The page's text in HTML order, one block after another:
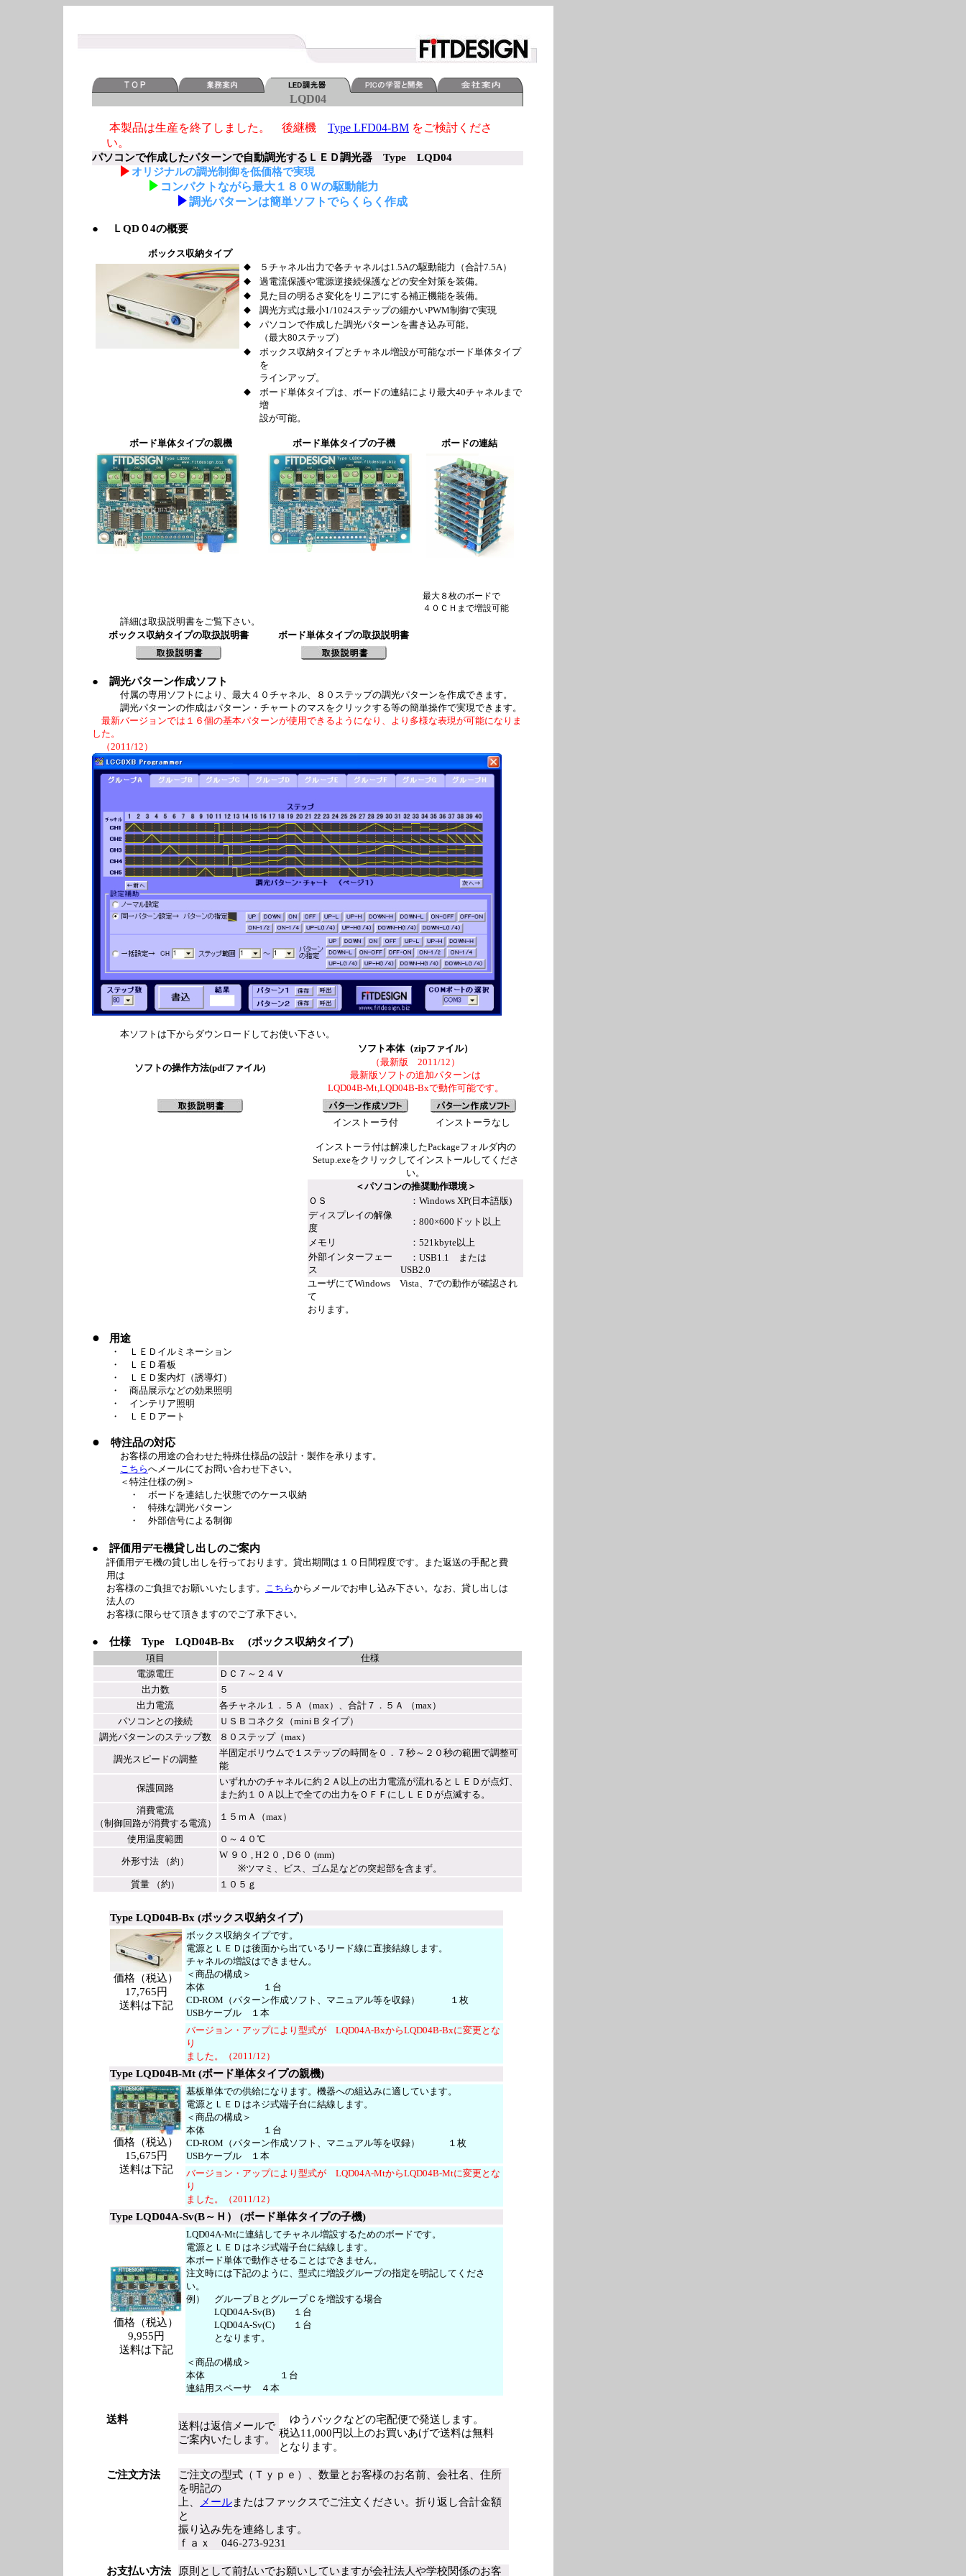
LQD04
本製品は生産を終了しました。 後継機 Type LFD04-BM をご検討くださ
い。
パソコンで作成したパターンで自動調光するＬＥＤ調光器 Type LQD04
オリジナルの調光制御を低価格で実現
コンパクトながら最大１８０Ｗの駆動能力
調光パターンは簡単ソフトでらくらく作成
● ＬQD０4の概要
ボックス収納タイプ
◆
５チャネル出力で各チャネルは1.5Aの駆動能力（合計7.5A）
◆
過電流保護や電源逆接続保護などの安全対策を装備。
◆
見た目の明るさ変化をリニアにする補正機能を装備。
◆
調光方式は最小1/1024ステップの細かいPWM制御で実現
◆
パソコンで作成した調光パターンを書き込み可能。
（最大80ステップ）
◆
ボックス収納タイプとチャネル増設が可能なボード単体タイプ
を
ラインアップ。
◆
ボード単体タイプは、ボードの連結により最大40チャネルまで
増
設が可能。
ボード単体タイプの親機 ボード単体タイプの子機 ボードの連結
最大８枚のボードで
４０ＣＨまで増設可能
詳細は取扱説明書をご覧下さい。
ボックス収納タイプの取扱説明書
ボード単体タイプの取扱説明書
● 調光パターン作成ソフト
付属の専用ソフトにより、最大４０チャネル、８０ステップの調光パターンを作成できます。
調光パターンの作成はパターン・チャートのマスをクリックする等の簡単操作で実現できます。
最新バージョンでは１６個の基本パターンが使用できるようになり、より多様な表現が可能になりま
した。
（2011/12）
本ソフトは下からダウンロードしてお使い下さい。
ソフトの操作方法(pdfファイル)
ソフト本体（zipファイル）
（最新版 2011/12）
最新版ソフトの追加パターンは
LQD04B-Mt,LQD04B-Bxで動作可能です。
インストーラ付 インストーラなし
インストーラ付は解凍したPackageフォルダ内の
Setup.exeをクリックしてインストールしてくださ
い。
＜パソコンの推奨動作環境＞
ＯＳ
：Windows XP(日本語版)
ディスプレイの解像
度
：800×600ドット以上
メモリ
：521kbyte以上
外部インターフェー
ス
：USB1.1 または
USB2.0
ユーザにてWindows Vista、7での動作が確認され
て
おります。
● 用途
・ ＬＥＤイルミネーション
・ ＬＥＤ看板
・ ＬＥＤ案内灯（誘導灯）
・ 商品展示などの効果照明
・ インテリア照明
・ ＬＥＤアート
● 特注品の対応
お客様の用途の合わせた特殊仕様品の設計・製作を承ります。
こちらへメールにてお問い合わせ下さい。
＜特注仕様の例＞
・ ボードを連結した状態でのケース収納
・ 特殊な調光パターン
・ 外部信号による制御
● 評価用デモ機貸し出しのご案内
評価用デモ機の貸し出しを行っております。貸出期間は１０日間程度です。また返送の手配と費
用は
お客様のご負担でお願いいたします。 こちらからメールでお申し込み下さい。なお、貸し出しは
法人の
お客様に限らせて頂きますのでご了承下さい。
● 仕様 Type LQD04B-Bx (ボックス収納タイプ）
項目
仕様
電源電圧
ＤＣ７～２４Ｖ
出力数
５
出力電流
各チャネル１．５Ａ（max）、合計７．５Ａ （max）
パソコンとの接続
ＵＳＢコネクタ（miniＢタイプ）
調光パターンのステップ数
８０ステップ（max）
調光スピードの調整
半固定ボリウムで１ステップの時間を０．７秒～２０秒の範囲で調整可
能
保護回路
いずれかのチャネルに約２Ａ以上の出力電流が流れるとＬＥＤが点灯、
また約１０Ａ以上で全ての出力をＯＦＦにしＬＥＤが点滅する。
消費電流
（制御回路が消費する電流）
１５ｍＡ（max）
使用温度範囲 ０～４０℃
外形寸法 （約）
W ９０ , H２０ , D６０ (mm)
※ツマミ、ビス、ゴム足などの突起部を含まず。
質量 （約）
１０５ｇ
Type LQD04B-Bx (ボックス収納タイプ）
価格（税込）
17,765円
送料は下記
ボックス収納タイプです。
電源とＬＥＤは後面から出ているリード線に直接結線します。
チャネルの増設はできません。
＜商品の構成＞
本体 １台
CD-ROM （パターン作成ソフト、マニュアル等を収録）
１枚
USBケーブル １本
バージョン・アップにより型式が LQD04A-BxからLQD04B-Bxに変更とな
り
ました。（2011/12）
Type LQD04B-Mt (ボード単体タイプの親機)
価格（税込）
15,675円
送料は下記
基板単体での供給になります。機器への組込みに適しています。
電源とＬＥＤはネジ式端子台に結線します。
＜商品の構成＞
本体 １台
CD-ROM（パターン作成ソフト、マニュアル等を収録） １枚
USBケーブル １本
バージョン・アップにより型式が LQD04A-MtからLQD04B-Mtに変更とな
り
ました。（2011/12）
Type LQD04A-Sv(B～Ｈ） (ボード単体タイプの子機)
価格（税込）
9,955円
送料は下記
LQD04A-Mtに連結してチャネル増設するためのボードです。
電源とＬＥＤはネジ式端子台に結線します。
本ボード単体で動作させることはできません。
注文時には下記のように、型式に増設グループの指定を明記してくださ
い。
例） グループＢとグループＣを増設する場合
LQD04A-Sv(B) １台
LQD04A-Sv(C) １台
となります。
＜商品の構成＞
本体 １台
連結用スペーサ ４本
送料
送料は返信メールで
ご案内いたします。
ゆうパックなどの宅配便で発送します。
税込11,000円以上のお買いあげで送料は無料
となります。
ご注文方法
ご注文の型式（Ｔｙｐｅ）、数量とお客様のお名前、会社名、住所
を明記の
上、
メールまたはファックスでご注文ください。折り返し合計金額
と
振り込み先を連絡します。
ｆａｘ 046-273-9231
お支払い方法 原則として前払いでお願いしていますが会社法人や学校関係のお客